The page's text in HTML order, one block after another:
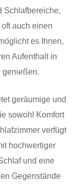
Schlafbereiche,
auch einen
es Ihnen,
Aufenthalt in
genießen.
geräumige und
sowohl Komfort
verfügt
hochwertiger
und eine
Gegenstände